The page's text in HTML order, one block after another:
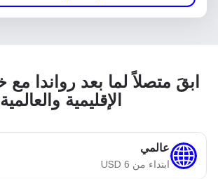
الإقليمية والعالمية
عالمي
ابتداء من USD 6